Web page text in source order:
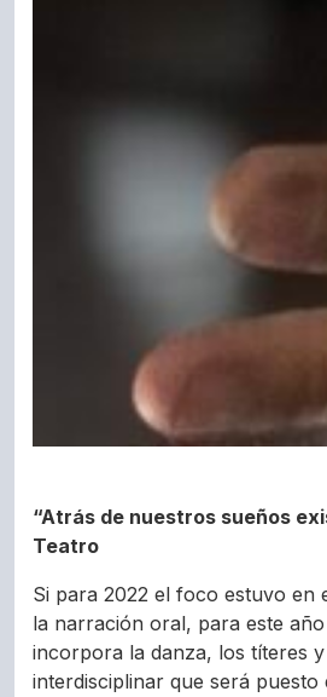
“Atrás de nuestros sueños
Teatro
Si para 2022 el foco estuvo en
la narración oral, para este año
incorpora la danza, los títeres
interdisciplinar que será puesto